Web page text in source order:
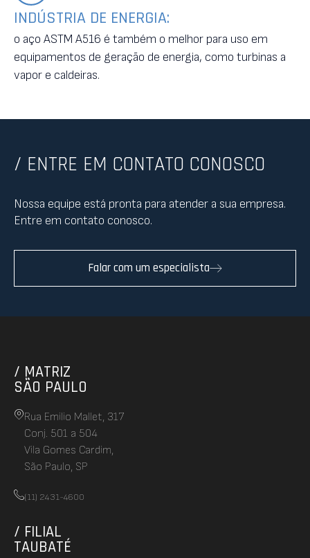
INDÚSTRIA DE ENERGIA:
o aço ASTM A516 é também o melhor para uso em
equipamentos de geração de energia, como turbinas a
vapor e caldeiras.
/ ENTRE EM CONTATO CONOSCO
Nossa equipe está pronta para atender a sua empresa.
Entre em contato conosco.
Falar com um especialista
/ MATRIZ
SÃO PAULO
Rua Emilio Mallet, 317
Conj. 501 a 504
Vila Gomes Cardim,
São Paulo, SP
(11) 2431-4600
/ FILIAL
TAUBATÉ